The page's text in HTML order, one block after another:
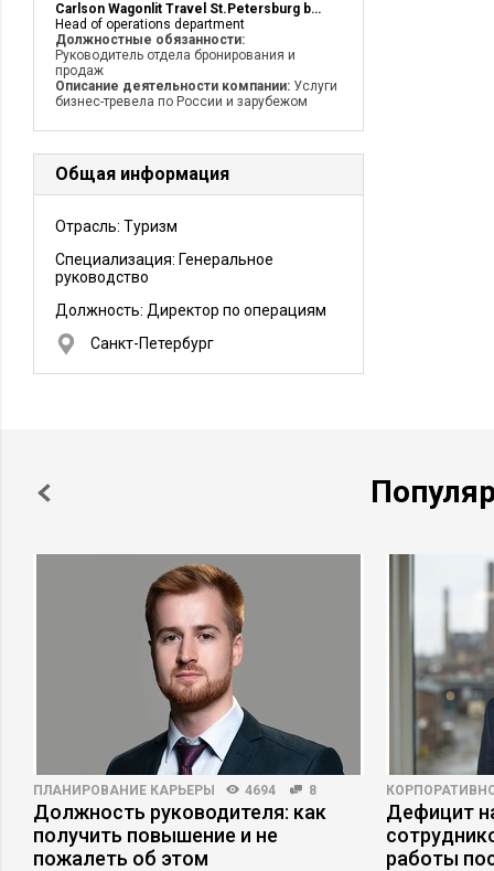
Carlson Wagonlit Travel St.Petersburg branch
Head of operations department
Должностные обязанности:
Руководитель отдела бронирования и
продаж
Описание деятельности компании: Услуги
бизнес-тревела по России и зарубежом
Общая информация
Отрасль: Туризм
Специализация: Генеральное
руководство
Должность: Директор по операциям
Санкт-Петербург
ПЛАНИРОВАНИЕ КАРЬЕРЫ 4694 8
Должность руководителя: как
получить повышение и не
пожалеть об этом
Дефицит
работы